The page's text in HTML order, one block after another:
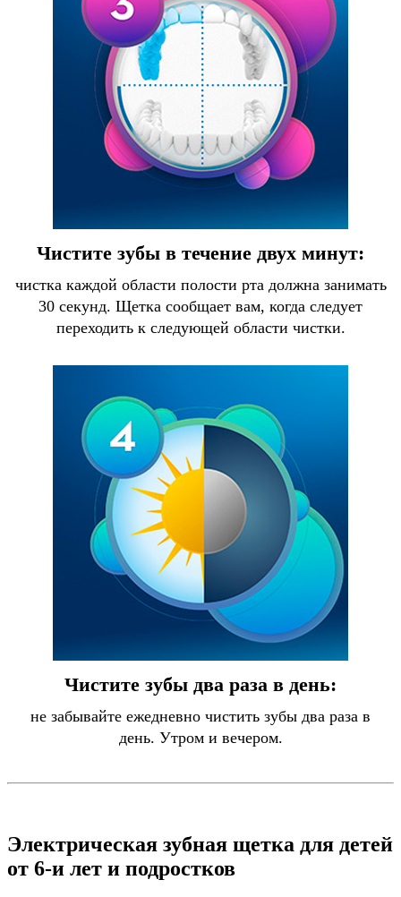
Чистите зубы в течение двух минут:
чистка каждой области полости рта должна занимать
30 секунд. Щетка сообщает вам, когда следует
переходить к следующей области чистки.
Чистите зубы два раза в день:
не забывайте ежедневно чистить зубы два раза в
день. Утром и вечером.
Электрическая зубная щетка для детей
от 6-и лет и подростков